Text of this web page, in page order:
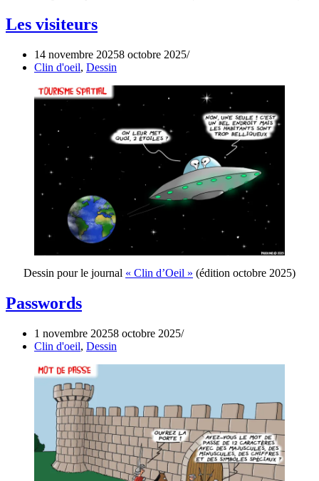
Les visiteurs
14 novembre 20258 octobre 2025
Clin d'oeil, Dessin
Dessin pour le journal « Clin d’Oeil » (édition octobre 2025)
Passwords
1 novembre 20258 octobre 2025
Clin d'oeil, Dessin